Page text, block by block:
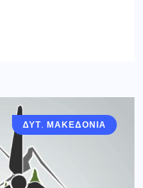
ΔΥΤ. ΜΑΚΕΔΟΝΙΑ